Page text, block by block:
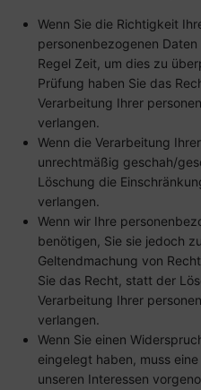
Wenn Sie die Richtigkeit
personenbezogenen
Regel Zeit, um dies zu
Prüfung haben Sie das
Verarbeitung Ihrer
verlangen.
Wenn die Verarbeitung
unrechtmäßig geschah/
Löschung die
verlangen.
Wenn wir Ihre
benötigen, Sie sie jedoch
Geltendmachung von
Sie das Recht, statt der
Verarbeitung Ihrer
verlangen.
Wenn Sie einen
eingelegt haben, muss
unseren Interessen